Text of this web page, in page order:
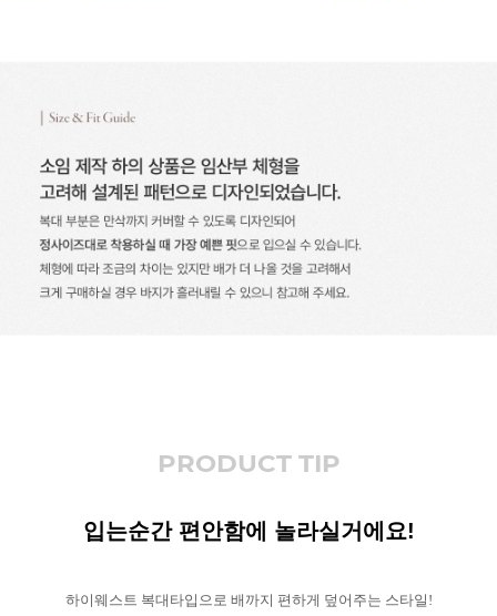
PRODUCT TIP
입는순간 편안함에 놀라실거에요!
하이웨스트 복대타입으로 배까지 편하게 덮어주는 스타일!